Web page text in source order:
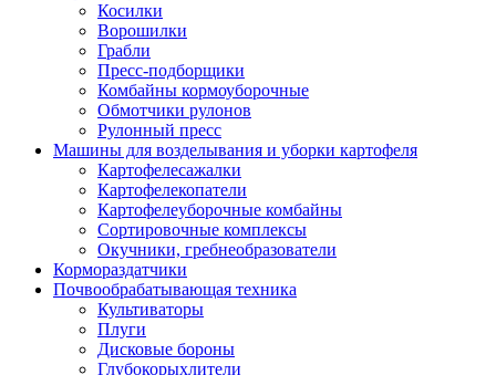
Косилки
Ворошилки
Грабли
Пресс-подборщики
Комбайны кормоуборочные
Обмотчики рулонов
Рулонный пресс
Машины для возделывания и уборки картофеля
Картофелесажалки
Картофелекопатели
Картофелеуборочные комбайны
Сортировочные комплексы
Окучники, гребнеобразователи
Кормораздатчики
Почвообрабатывающая техника
Культиваторы
Плуги
Дисковые бороны
Глубокорыхлители